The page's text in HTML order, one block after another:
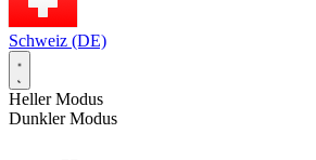
Schweiz (DE)
Heller Modus
Dunkler Modus